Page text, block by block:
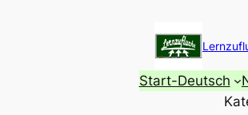
Start-Deutsch